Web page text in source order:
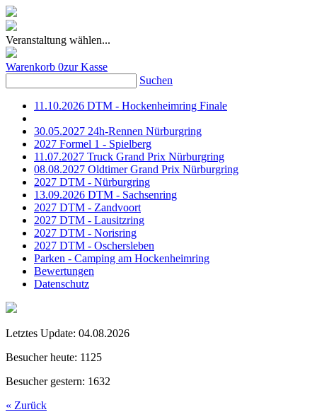
Veranstaltung wählen...
Warenkorb 0zur Kasse
Suchen
11.10.2026 DTM - Hockenheimring Finale
30.05.2027 24h-Rennen Nürburgring
2027 Formel 1 - Spielberg
11.07.2027 Truck Grand Prix Nürburgring
08.08.2027 Oldtimer Grand Prix Nürburgring
2027 DTM - Nürburgring
13.09.2026 DTM - Sachsenring
2027 DTM - Zandvoort
2027 DTM - Lausitzring
2027 DTM - Norisring
2027 DTM - Oschersleben
Parken - Camping am Hockenheimring
Bewertungen
Datenschutz
Letztes Update: 04.08.2026
Besucher heute: 1125
Besucher gestern: 1632
« Zurück